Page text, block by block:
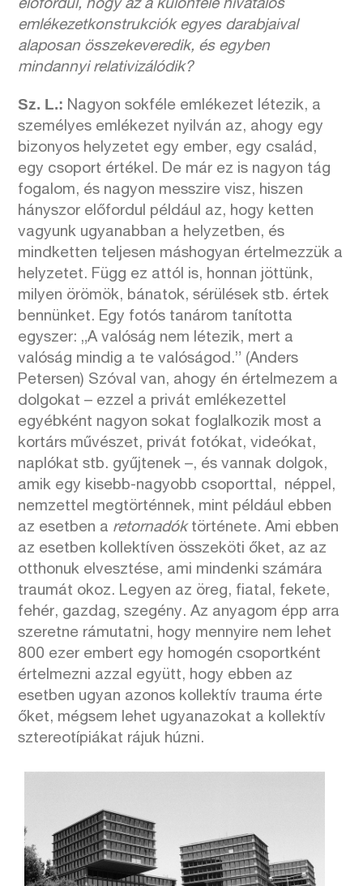
előfordul, hogy az a különféle hivatalos
emlékezetkonstrukciók egyes darabjaival
alaposan összekeveredik, és egyben
mindannyi relativizálódik?
Sz. L.: Nagyon sokféle emlékezet létezik, a
személyes emlékezet nyilván az, ahogy egy
bizonyos helyzetet egy ember, egy család,
egy csoport értékel. De már ez is nagyon tág
fogalom, és nagyon messzire visz, hiszen
hányszor előfordul például az, hogy ketten
vagyunk ugyanabban a helyzetben, és
mindketten teljesen máshogyan értelmezzük a
helyzetet. Függ ez attól is, honnan jöttünk,
milyen örömök, bánatok, sérülések stb. értek
bennünket. Egy fotós tanárom tanította
egyszer: „A valóság nem létezik, mert a
valóság mindig a te valóságod.” (Anders
Petersen) Szóval van, ahogy én értelmezem a
dolgokat – ezzel a privát emlékezettel
egyébként nagyon sokat foglalkozik most a
kortárs művészet, privát fotókat, videókat,
naplókat stb. gyűjtenek –, és vannak dolgok,
amik egy kisebb-nagyobb csoporttal, néppel,
nemzettel megtörténnek, mint például ebben
az esetben a retornadóktörténete. Ami ebben
az esetben kollektíven összeköti őket, az az
otthonuk elvesztése, ami mindenki számára
traumát okoz. Legyen az öreg, fiatal, fekete,
fehér, gazdag, szegény. Az anyagom épp arra
szeretne rámutatni, hogy mennyire nem lehet
800 ezer embert egy homogén csoportként
értelmezni azzal együtt, hogy ebben az
esetben ugyan azonos kollektív trauma érte
őket, mégsem lehet ugyanazokat a kollektív
sztereotípiákat rájuk húzni.